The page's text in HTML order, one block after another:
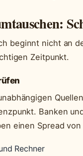
beginnt nicht an
Zeitpunkt.
Banken
einen Spread von
Rechner